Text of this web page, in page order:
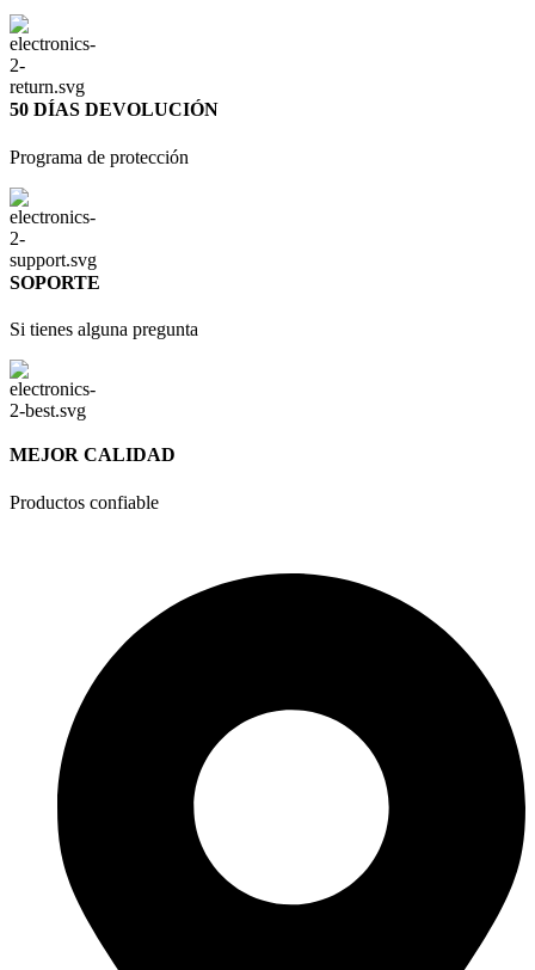
50 DÍAS DEVOLUCIÓN
Programa de protección
SOPORTE
Si tienes alguna pregunta
MEJOR CALIDAD
Productos confiable